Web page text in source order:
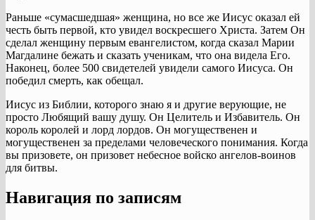
Раньше «сумасшедшая» женщина, но все же Иисус оказал ей
честь быть первой, кто увидел воскресшего Христа. Затем Он
сделал женщину первым евангелистом, когда сказал Марии
Магдалине бежать и сказать ученикам, что она видела Его.
Наконец, более 500 свидетелей увидели самого Иисуса. Он
победил смерть, как обещал.
Иисус из Библии, которого знаю я и другие верующие, не
просто Любящий вашу душу. Он Целитель и Избавитель. Он
король королей и лорд лордов. Он могущественен и
могущественен за пределами человеческого понимания. Когда
вы призовете, он призовет небесное войско ангелов-воинов
для битвы.
Навигация по записям